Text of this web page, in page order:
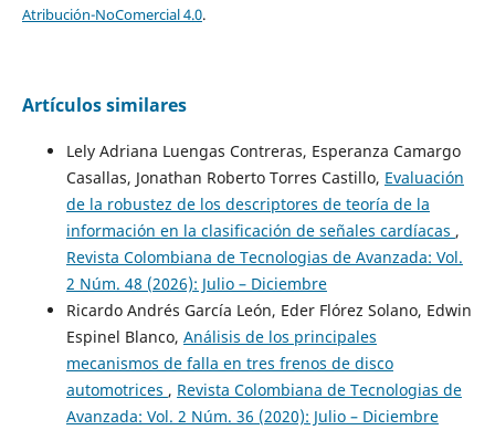
Atribución-NoComercial 4.0.
Artículos similares
Lely Adriana Luengas Contreras, Esperanza Camargo
Casallas, Jonathan Roberto Torres Castillo, Evaluación
de la robustez de los descriptores de teoría de la
información en la clasificación de señales cardíacas ,
Revista Colombiana de Tecnologias de Avanzada: Vol.
2 Núm. 48 (2026): Julio – Diciembre
Ricardo Andrés García León, Eder Flórez Solano, Edwin
Espinel Blanco, Análisis de los principales
mecanismos de falla en tres frenos de disco
automotrices , Revista Colombiana de Tecnologias de
Avanzada: Vol. 2 Núm. 36 (2020): Julio – Diciembre